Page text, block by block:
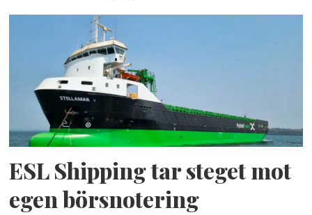
ESL Shipping tar steget mot
egen börsnotering